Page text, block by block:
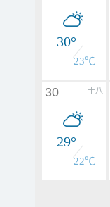
30°
23℃
十八
30
29°
22℃